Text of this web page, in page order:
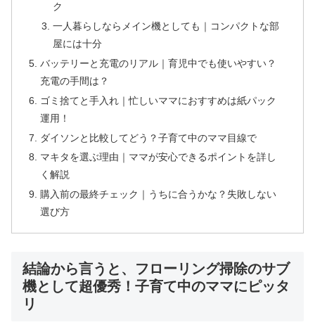
ク
一人暮らしならメイン機としても｜コンパクトな部
屋には十分
バッテリーと充電のリアル｜育児中でも使いやすい？
充電の手間は？
ゴミ捨てと手入れ｜忙しいママにおすすめは紙パック
運用！
ダイソンと比較してどう？子育て中のママ目線で
マキタを選ぶ理由｜ママが安心できるポイントを詳し
く解説
購入前の最終チェック｜うちに合うかな？失敗しない
選び方
結論から言うと、フローリング掃除のサブ
機として超優秀！子育て中のママにピッタ
リ